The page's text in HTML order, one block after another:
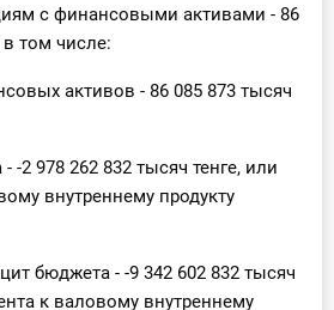
с финансовыми активами - 86
в том числе:
активов - 86 085 873 тысяч
-2 978 262 832 тысяч тенге, или
внутреннему продукту
бюджета - -9 342 602 832 тысяч
к валовому внутреннему